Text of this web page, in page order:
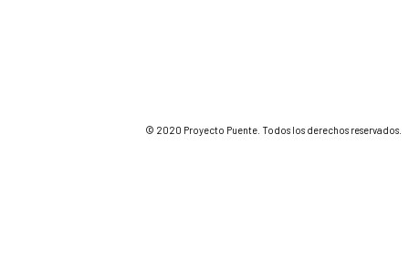
© 2020 Proyecto Puente. Todos los derechos reservados.